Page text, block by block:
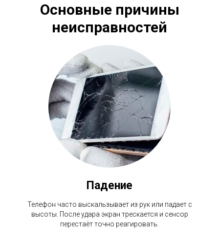
Основные причины
неисправностей
Падение
Телефон часто выскальзывает из рук или падает с
высоты. После удара экран трескается и сенсор
перестаёт точно реагировать.